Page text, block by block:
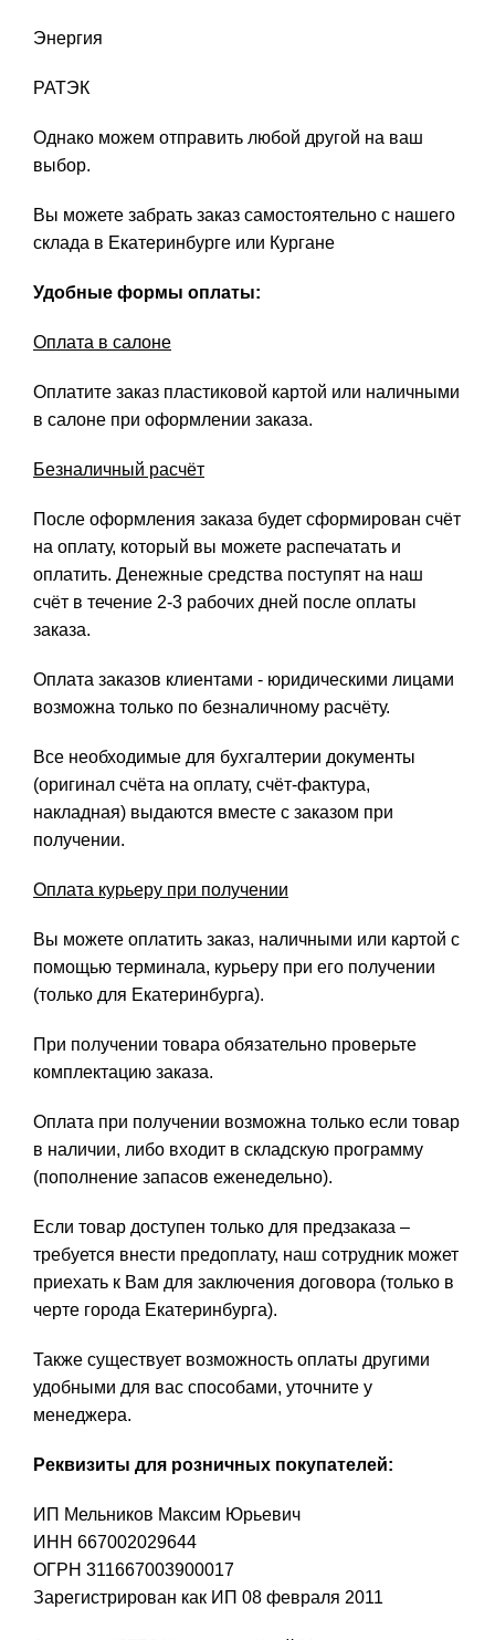
Энергия
РАТЭК
Однако можем отправить любой другой на ваш
выбор.
Вы можете забрать заказ самостоятельно с нашего
склада в Екатеринбурге или Кургане
Удобные формы оплаты:
Оплата в салоне
Оплатите заказ пластиковой картой или наличными
в салоне при оформлении заказа.
Безналичный расчёт
После оформления заказа будет сформирован счёт
на оплату, который вы можете распечатать и
оплатить. Денежные средства поступят на наш
счёт в течение 2-3 рабочих дней после оплаты
заказа.
Оплата заказов клиентами - юридическими лицами
возможна только по безналичному расчёту.
Все необходимые для бухгалтерии документы
(оригинал счёта на оплату, счёт-фактура,
накладная) выдаются вместе с заказом при
получении.
Оплата курьеру при получении
Вы можете оплатить заказ, наличными или картой с
помощью терминала, курьеру при его получении
(только для Екатеринбурга).
При получении товара обязательно проверьте
комплектацию заказа.
Оплата при получении возможна только если товар
в наличии, либо входит в складскую программу
(пополнение запасов еженедельно).
Если товар доступен только для предзаказа –
требуется внести предоплату, наш сотрудник может
приехать к Вам для заключения договора (только в
черте города Екатеринбурга).
Также существует возможность оплаты другими
удобными для вас способами, уточните у
менеджера.
Реквизиты для розничных покупателей:
ИП Мельников Максим Юрьевич
ИНН 667002029644
ОГРН 311667003900017
Зарегистрирован как ИП 08 февраля 2011